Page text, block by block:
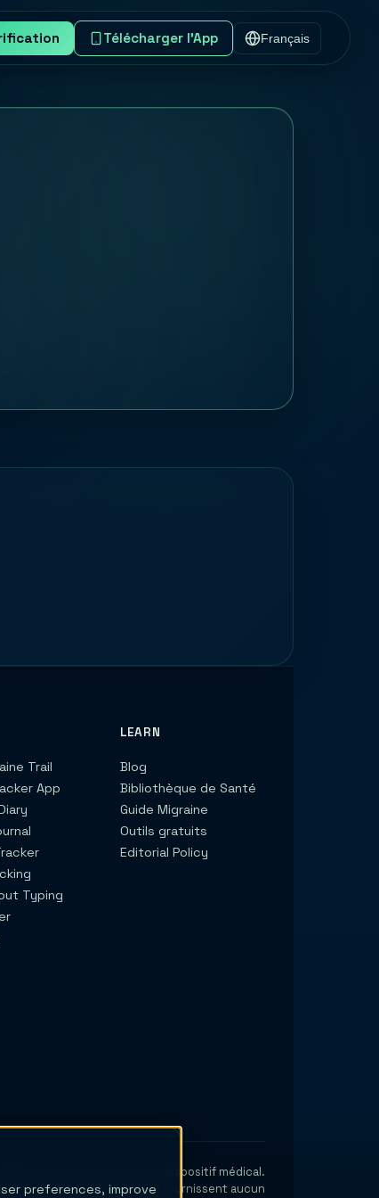
Télécharger l'App Français
Trail
App
Typing
LEARN
Blog
Bibliothèque de Santé
Guide Migraine
Outils gratuits
Editorial Policy
de soins de santé ni un dispositif médical.
éducatifs et ne fournissent aucun
preferences, improve